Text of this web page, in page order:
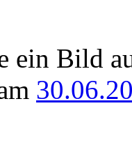
ein Bild